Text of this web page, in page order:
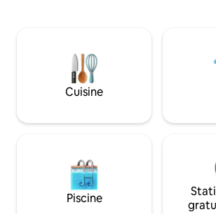
entièrement équipée ou faites griller la
prise du jour sur le barbecue. Ensuite,
regardez le ciel s'endormir pendant que
vous vous détendez sous une voûte
Cuisine
Piscine